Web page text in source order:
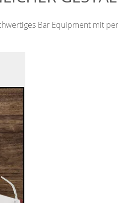
Bar Equipment mit